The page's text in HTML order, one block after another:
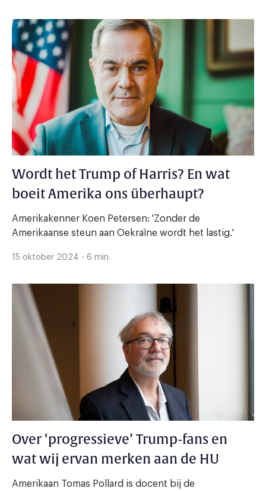
Wordt het Trump of Harris? En wat
boeit Amerika ons überhaupt?
Amerikakenner Koen Petersen: 'Zonder de
Amerikaanse steun aan Oekraïne wordt het lastig.'
15 oktober 2024 - 6 min.
Over ‘progressieve’ Trump-fans en
wat wij ervan merken aan de HU
Amerikaan Tomas Pollard is docent bij de